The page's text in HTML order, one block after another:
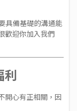
具備基礎的溝通能
歡迎你加入我們
利
開心有正相關，因